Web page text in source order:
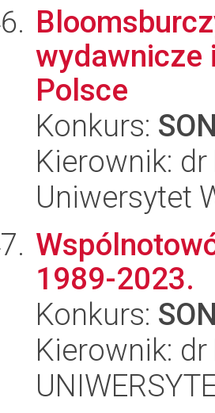
wydawnicze
Polsce
Konkurs:
Kierownik:
Uniwersytet
1989-2023.
Konkurs:
Kierownik: